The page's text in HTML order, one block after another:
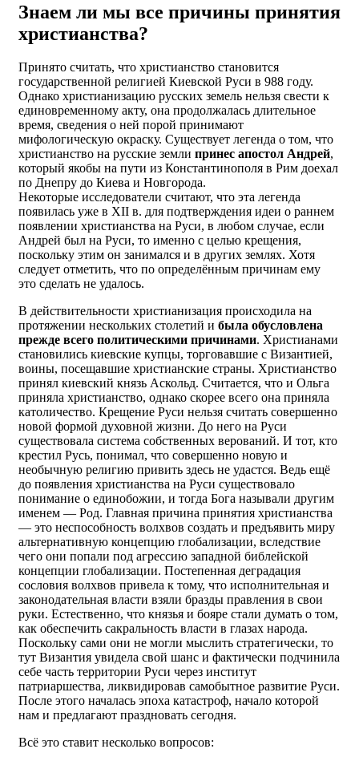
Знаем ли мы все причины принятия
христианства?
Принято считать, что христианство становится
государственной религией Киевской Руси в 988 году.
Однако христианизацию русских земель нельзя свести к
единовременному акту, она продолжалась длительное
время, сведения о ней порой принимают
мифологическую окраску. Существует легенда о том, что
христианство на русские земли принес апостол Андрей,
который якобы на пути из Константинополя в Рим доехал
по Днепру до Киева и Новгорода.
Некоторые исследователи считают, что эта легенда
появилась уже в XII в. для подтверждения идеи о раннем
появлении христианства на Руси, в любом случае, если
Андрей был на Руси, то именно с целью крещения,
поскольку этим он занимался и в других землях. Хотя
следует отметить, что по определённым причинам ему
это сделать не удалось.
В действительности христианизация происходила на
протяжении нескольких столетий и была обусловлена
прежде всего политическими причинами. Христианами
становились киевские купцы, торговавшие с Византией,
воины, посещавшие христианские страны. Христианство
принял киевский князь Аскольд. Считается, что и Ольга
приняла христианство, однако скорее всего она приняла
католичество. Крещение Руси нельзя считать совершенно
новой формой духовной жизни. До него на Руси
существовала система собственных верований. И тот, кто
крестил Русь, понимал, что совершенно новую и
необычную религию привить здесь не удастся. Ведь ещё
до появления христианства на Руси существовало
понимание о единобожии, и тогда Бога называли другим
именем — Род. Главная причина принятия христианства
— это неспособность волхвов создать и предъявить миру
альтернативную концепцию глобализации, вследствие
чего они попали под агрессию западной библейской
концепции глобализации. Постепенная деградация
сословия волхвов привела к тому, что исполнительная и
законодательная власти взяли бразды правления в свои
руки. Естественно, что князья и бояре стали думать о том,
как обеспечить сакральность власти в глазах народа.
Поскольку сами они не могли мыслить стратегически, то
тут Византия увидела свой шанс и фактически подчинила
себе часть территории Руси через институт
патриаршества, ликвидировав самобытное развитие Руси.
После этого началась эпоха катастроф, начало которой
нам и предлагают праздновать сегодня.
Всё это ставит несколько вопросов: